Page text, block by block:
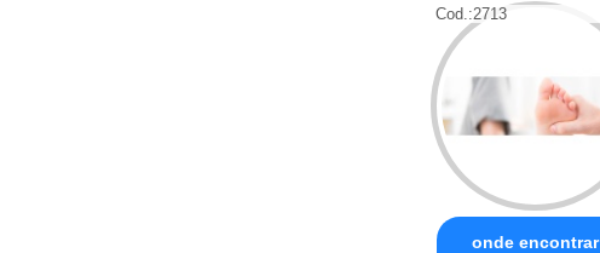
Cod.:2713
onde encontrar